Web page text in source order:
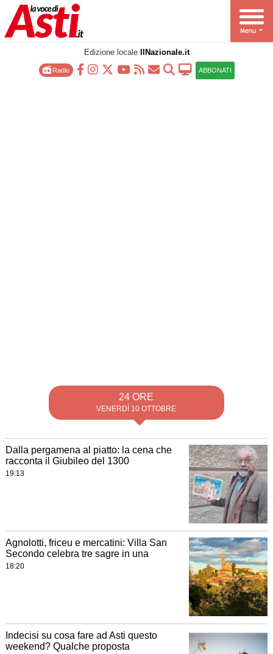
Edizione locale IlNazionale.it
Radio ABBONATI
24 ORE
VENERDÌ 10 OTTOBRE
Dalla pergamena al piatto: la cena che
racconta il Giubileo del 1300
19:13
Agnolotti, friceu e mercatini: Villa San
Secondo celebra tre sagre in una
18:20
Indecisi su cosa fare ad Asti questo
weekend? Qualche proposta